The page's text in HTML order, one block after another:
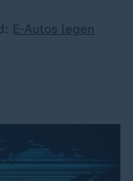
E-Autos legen